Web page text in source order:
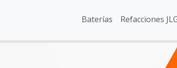
Baterías Refacciones